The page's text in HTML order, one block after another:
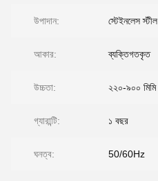
উপাদান: স্টেইনলেস স্টীল
আকার: ব্যক্তিগতকৃত
উচ্চতা: ২২০-৯০০ মিমি
গ্যারান্টি: ১ বছর
ঘনত্ব: 50/60Hz